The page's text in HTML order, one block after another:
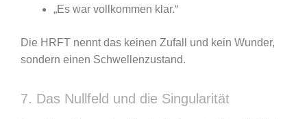
„Es war vollkommen klar.“
Die HRFT nennt das keinen Zufall und kein Wunder,
sondern einen Schwellenzustand.
7. Das Nullfeld und die Singularität